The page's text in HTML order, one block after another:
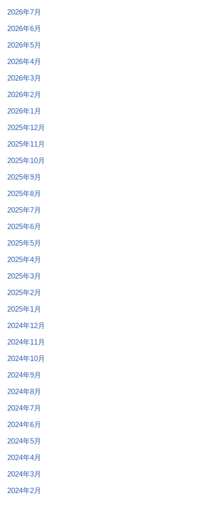
2026年7月
2026年6月
2026年5月
2026年4月
2026年3月
2026年2月
2026年1月
2025年12月
2025年11月
2025年10月
2025年9月
2025年8月
2025年7月
2025年6月
2025年5月
2025年4月
2025年3月
2025年2月
2025年1月
2024年12月
2024年11月
2024年10月
2024年9月
2024年8月
2024年7月
2024年6月
2024年5月
2024年4月
2024年3月
2024年2月